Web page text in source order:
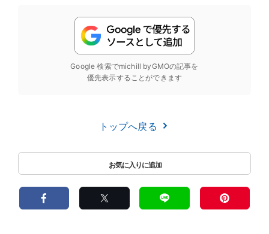
Google 検索でmichill byGMOの記事を
優先表示することができます
トップへ戻る